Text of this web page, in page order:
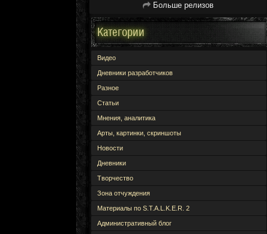
Больше релизов
Категории
Видео
Дневники разработчиков
Разное
Статьи
Мнения, аналитика
Арты, картинки, скриншоты
Новости
Дневники
Творчество
Зона отчуждения
Материалы по S.T.A.L.K.E.R. 2
Административный блог